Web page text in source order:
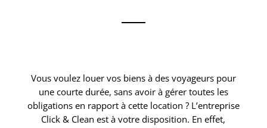
Vous voulez louer vos biens à des voyageurs pour
une courte durée, sans avoir à gérer toutes les
obligations en rapport à cette location ? L’entreprise
Click & Clean est à votre disposition. En effet,